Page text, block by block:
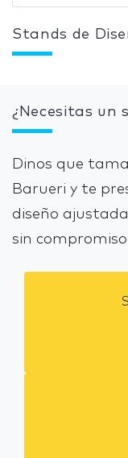
Stands de
¿Necesitas un
Dinos que
Barueri y te
diseño
sin